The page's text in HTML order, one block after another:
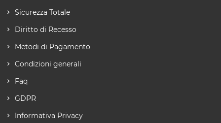
Sicurezza Totale
Diritto di Recesso
Metodi di Pagamento
Condizioni generali
Faq
GDPR
Informativa Privacy